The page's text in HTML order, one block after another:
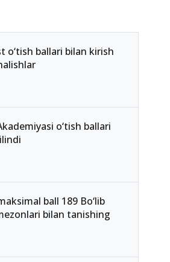
o‘tish ballari bilan kirish
o‘tish ballari
ball 189 Bo‘lib
bilan tanishing